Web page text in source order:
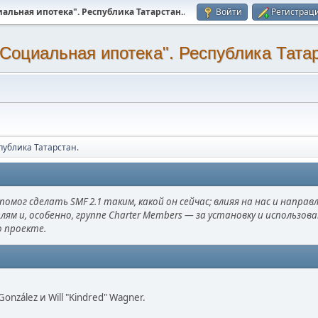
ипотека". Республика Татарстан.. Войти
ипотека". Республика
Татарстан.
сделать SMF 2.1 таким, какой он сейчас; влияя на нас и
и, особенно, группе Charter Members — за установку и
проекте.
и Will "Kindred" Wagner.